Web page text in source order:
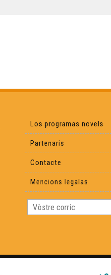
Lilas Baradat-Decla -
Raphaël Blas -
Chamin(s) de vita(s) -
Viatge au Friol - Collègi
Los programas novels
Partenaris
Contacte
Mencions legalas